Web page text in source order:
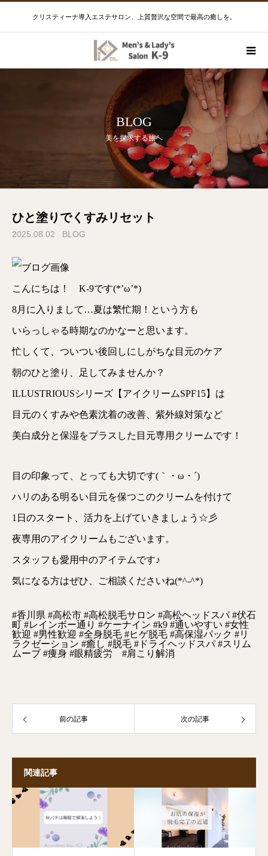
クリスティーナ導入エステサロン、上質贅沢な空間で最高の癒しを。
BLOG
美を探求する旅へ
ひと塗りでくすみリセット
2025.08.02 BLOG
こんにちは！ K-9です(*’ω’*)
8月に入りまして…夏は繁忙期！という方も
いらっしゃる時期なのかなーと思います。
忙しくて、ついつい後回しにしがちな目元のケア
朝のひと塗り、足してみませんか？
ILLUSTRIOUSシリーズ【アイクリームSPF15】は
目元のくすみや色素沈着の改善、紫外線対策など
美白成分と保湿をプラスした目元専用クリームです！
目の印象って、とっても大切です(｀・ω・´)
ハリのある明るい目元を保つこのクリームを付けて
1日のスタート、活力を上げていきましょう☆彡
夜専用のアイクリームもございます。
スタッフも愛用中のアイテムです♪
気になる方はぜひ、ご相談くださいね(*^-^*)
#香川県 #高松市 #高松脱毛サロン #高松ヘッドスパ #伏石
町 #レインボー通り #ケーナイン #k9 #通いやすい #女性
歓迎 #男性歓迎 #全身脱毛 #ヒゲ脱毛 #高保湿パック #リ
ラクゼーション #癒し #脱毛 #ドライヘッドスパ #スリム
ムーブ #痩身 #眼精疲労 #肩こり解消
前の記事 次の記事
関連記事